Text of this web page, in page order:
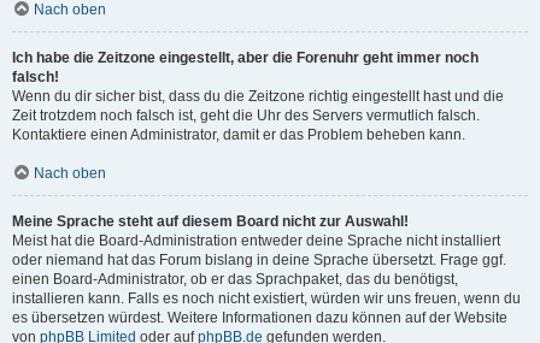
Nach oben
Ich habe die Zeitzone eingestellt, aber die Forenuhr geht immer noch
falsch!
Wenn du dir sicher bist, dass du die Zeitzone richtig eingestellt hast und die
Zeit trotzdem noch falsch ist, geht die Uhr des Servers vermutlich falsch.
Kontaktiere einen Administrator, damit er das Problem beheben kann.
Nach oben
Meine Sprache steht auf diesem Board nicht zur Auswahl!
Meist hat die Board-Administration entweder deine Sprache nicht installiert
oder niemand hat das Forum bislang in deine Sprache übersetzt. Frage ggf.
einen Board-Administrator, ob er das Sprachpaket, das du benötigst,
installieren kann. Falls es noch nicht existiert, würden wir uns freuen, wenn du
es übersetzen würdest. Weitere Informationen dazu können auf der Website
von phpBB Limited oder aufphpBB.de gefunden werden.